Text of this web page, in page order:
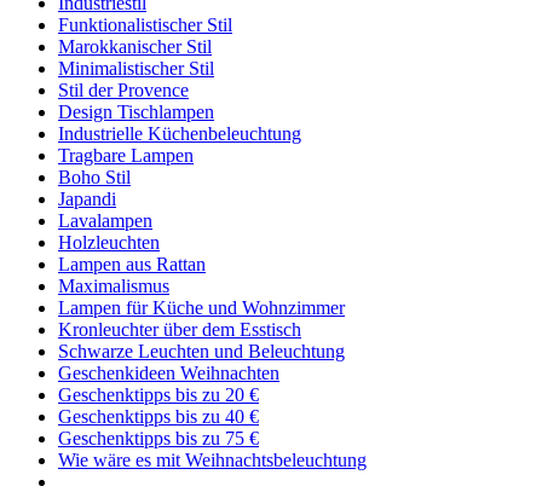
Funktionalistischer Stil
Marokkanischer Stil
Minimalistischer Stil
Stil der Provence
Design Tischlampen
Industrielle Küchenbeleuchtung
Tragbare Lampen
Boho Stil
Japandi
Lavalampen
Holzleuchten
Lampen aus Rattan
Maximalismus
Lampen für Küche und Wohnzimmer
Kronleuchter über dem Esstisch
Schwarze Leuchten und Beleuchtung
Geschenkideen Weihnachten
Geschenktipps bis zu 20 €
Geschenktipps bis zu 40 €
Geschenktipps bis zu 75 €
Wie wäre es mit Weihnachtsbeleuchtung